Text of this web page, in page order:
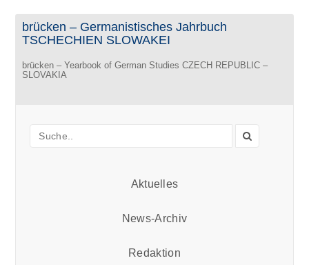
brücken – Germanistisches Jahrbuch
TSCHECHIEN SLOWAKEI
brücken – Yearbook of German Studies CZECH REPUBLIC –
SLOVAKIA
Aktuelles
News-Archiv
Redaktion